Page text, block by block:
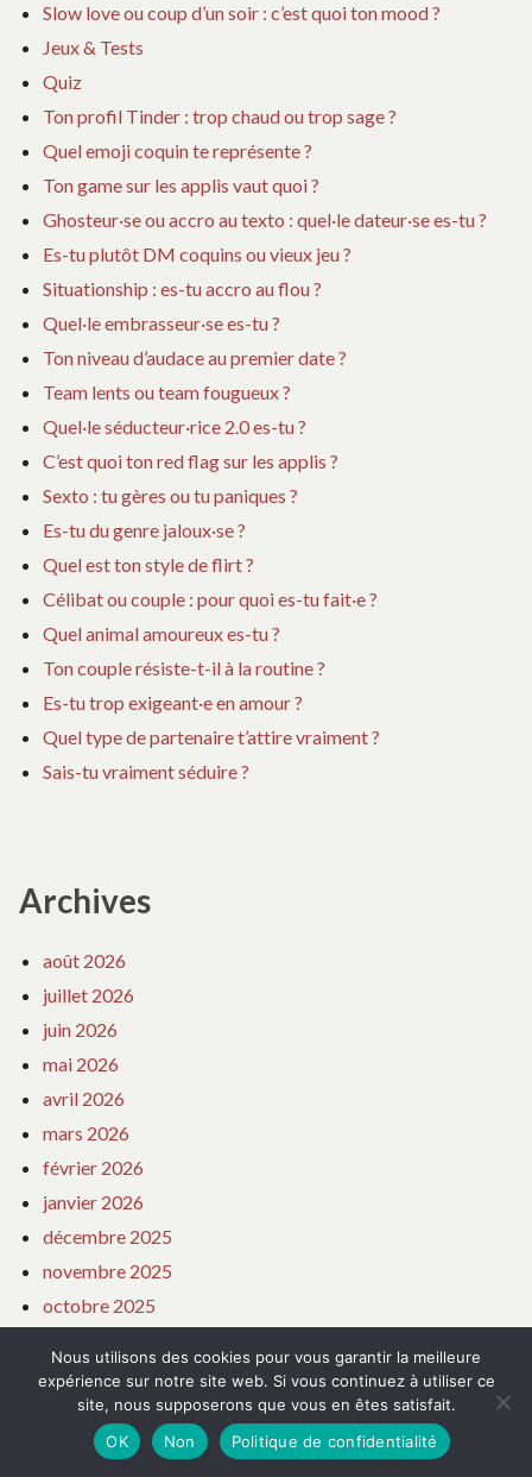
Slow love ou coup d’un soir : c’est quoi ton mood ?
Jeux & Tests
Quiz
Ton profil Tinder : trop chaud ou trop sage ?
Quel emoji coquin te représente ?
Ton game sur les applis vaut quoi ?
Ghosteur·se ou accro au texto : quel·le dateur·se es-tu ?
Es-tu plutôt DM coquins ou vieux jeu ?
Situationship : es-tu accro au flou ?
Quel·le embrasseur·se es-tu ?
Ton niveau d’audace au premier date ?
Team lents ou team fougueux ?
Quel·le séducteur·rice 2.0 es-tu ?
C’est quoi ton red flag sur les applis ?
Sexto : tu gères ou tu paniques ?
Es-tu du genre jaloux·se ?
Quel est ton style de flirt ?
Célibat ou couple : pour quoi es-tu fait·e ?
Quel animal amoureux es-tu ?
Ton couple résiste-t-il à la routine ?
Es-tu trop exigeant·e en amour ?
Quel type de partenaire t’attire vraiment ?
Sais-tu vraiment séduire ?
Archives
août 2026
juillet 2026
juin 2026
mai 2026
avril 2026
mars 2026
février 2026
janvier 2026
décembre 2025
novembre 2025
octobre 2025
août 2025
juillet 2025
juin 2025
Nous utilisons des cookies pour vous garantir la meilleure
expérience sur notre site web. Si vous continuez à utiliser ce
site, nous supposerons que vous en êtes satisfait.
OK
Non Politique de confidentialité